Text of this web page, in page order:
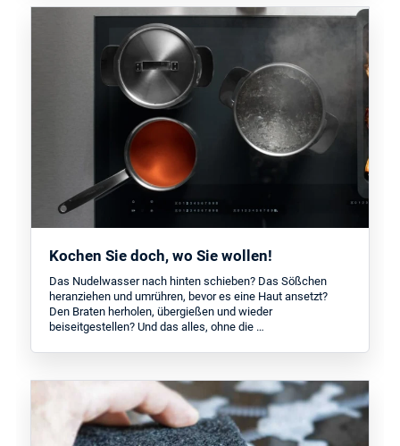
Kochen Sie doch, wo Sie wollen!
Das Nudelwasser nach hinten schieben? Das Sößchen
heranziehen und umrühren, bevor es eine Haut ansetzt?
Den Braten herholen, übergießen und wieder
beiseitgestellen? Und das alles, ohne die …